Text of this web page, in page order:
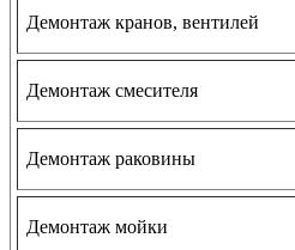
Демонтаж кранов, вентилей
Демонтаж смесителя
Демонтаж раковины
Демонтаж мойки